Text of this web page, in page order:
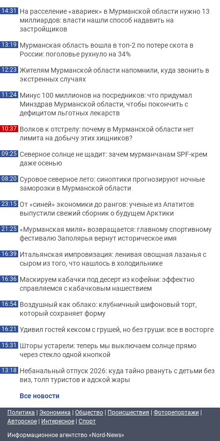
14:31 На расселение «авариек» в Мурманской области нужно 13
миллиардов: власти нашли способ надавить на
застройщиков
13:19 Мурманская область вошла в топ-2 по потере скота в
России: поголовье рухнуло на 34%
12:23 Жителям Мурманской области напомнили, куда звонить в
экстренных случаях
11:24 Минус 100 миллионов на посредников: что придумал
Минздрав Мурманской области, чтобы покончить с
дефицитом льготных лекарств
10:37 Волков к отстрелу: почему в Мурманской области нет
лимита на добычу этих хищников?
09:25 Северное солнце не щадит: зачем мурманчанам SPF-крем
даже осенью
08:20 Суровое северное лето: синоптики прогнозируют ночные
заморозки в Мурманской области
23:15 От «синей» экономики до рангов: ученые из Апатитов
выпустили свежий сборник о будущем Арктики
21:25 «Мурманская миля» возвращается: главному спортивному
фестивалю Заполярья вернут историческое имя
16:39 Итальянская импровизация: ленивая овощная лазанья с
сыром из того, что нашлось в холодильнике
16:36 Маскируем кабачки под десерт из кофейни: эффектно
справляемся с кабачковым нашествием
16:54 Воздушный как облако: клубничный шифоновый торт,
который сохраняет форму
16:21 Удивил гостей кексом с грушей, но без груши: все в восторге
15:31 Шторы устарели: теперь мы выключаем солнце прямо
через стекло одной кнопкой
13:18 Небанальный отпуск 2026: куда тайно рвануть с детьми без
виз, толп туристов и адской жары
Все новости
Политика | Экономика | Общество | Происшествия | Фоторепортажи |
Авторское | Интересное | Спорт
Информационное агентство «Nord-News»